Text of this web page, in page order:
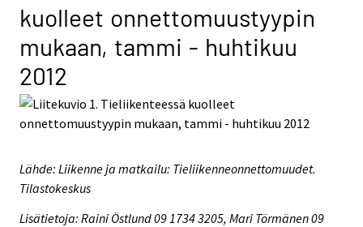
kuolleet onnettomuustyypin
mukaan, tammi - huhtikuu
2012
Lähde: Liikenne ja matkailu: Tieliikenneonnettomuudet.
Tilastokeskus
Lisätietoja: Raini Östlund 09 1734 3205, Mari Törmänen 09